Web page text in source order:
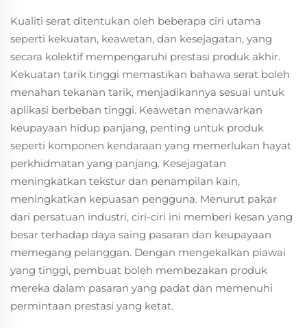
Kualiti serat ditentukan oleh beberapa ciri utama
seperti kekuatan, keawetan, dan kesejagatan, yang
secara kolektif mempengaruhi prestasi produk akhir.
Kekuatan tarik tinggi memastikan bahawa serat boleh
menahan tekanan tarik, menjadikannya sesuai untuk
aplikasi berbeban tinggi. Keawetan menawarkan
keupayaan hidup panjang, penting untuk produk
seperti komponen kendaraan yang memerlukan hayat
perkhidmatan yang panjang. Kesejagatan
meningkatkan tekstur dan penampilan kain,
meningkatkan kepuasan pengguna. Menurut pakar
dari persatuan industri, ciri-ciri ini memberi kesan yang
besar terhadap daya saing pasaran dan keupayaan
memegang pelanggan. Dengan mengekalkan piawai
yang tinggi, pembuat boleh membezakan produk
mereka dalam pasaran yang padat dan memenuhi
permintaan prestasi yang ketat.